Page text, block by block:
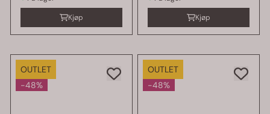
Kjøp
Kjøp
OUTLET
-48%
OUTLET
-48%